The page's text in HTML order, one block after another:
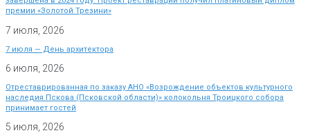
премии «Золотой Трезини»
7 июля, 2026
7 июля — День архитектора
6 июля, 2026
Отреставрированная по заказу АНО «Возрождение объектов культурного
наследия Пскова (Псковской области)» колокольня Троицкого собора
принимает гостей
5 июля, 2026